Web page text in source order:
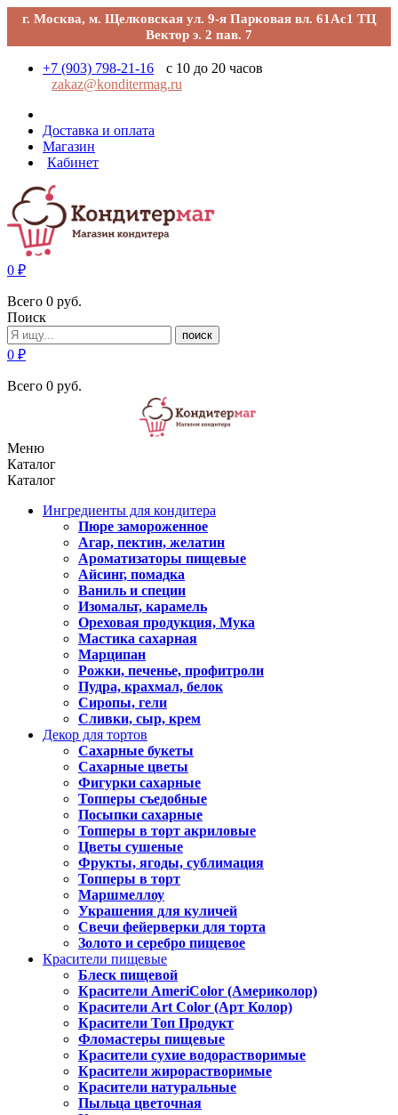
г. Москва, м. Щелковская ул. 9-я Парковая вл. 61Ас1 ТЦ
Вектор э. 2 пав. 7
+7 (903) 798-21-16
с 10 до 20 часов
zakaz@konditermag.ru
Доставка и оплата
Магазин
Кабинет
0 ₽
Всего 0 руб.
Поиск
поиск
0 ₽
Всего 0 руб.
Меню
Каталог
Каталог
Ингредиенты для кондитера
Пюре замороженное
Агар, пектин, желатин
Ароматизаторы пищевые
Айсинг, помадка
Ваниль и специи
Изомальт, карамель
Ореховая продукция, Мука
Мастика сахарная
Марципан
Рожки, печенье, профитроли
Пудра, крахмал, белок
Сиропы, гели
Сливки, сыр, крем
Декор для тортов
Сахарные букеты
Сахарные цветы
Фигурки сахарные
Топперы съедобные
Посыпки сахарные
Топперы в торт акриловые
Цветы сушеные
Фрукты, ягоды, сублимация
Топперы в торт
Маршмеллоу
Украшения для куличей
Свечи фейерверки для торта
Золото и серебро пищевое
Красители пищевые
Блеск пищевой
Красители AmeriColor (Америколор)
Красители Art Color (Арт Колор)
Красители Топ Продукт
Фломастеры пищевые
Красители сухие водорастворимые
Красители жирорастворимые
Красители натуральные
Пыльца цветочная